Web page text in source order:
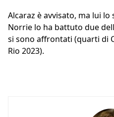
Alcaraz è avvisato, ma lui
Norrie lo ha battuto due
si sono affrontati (quarti di
Rio 2023).